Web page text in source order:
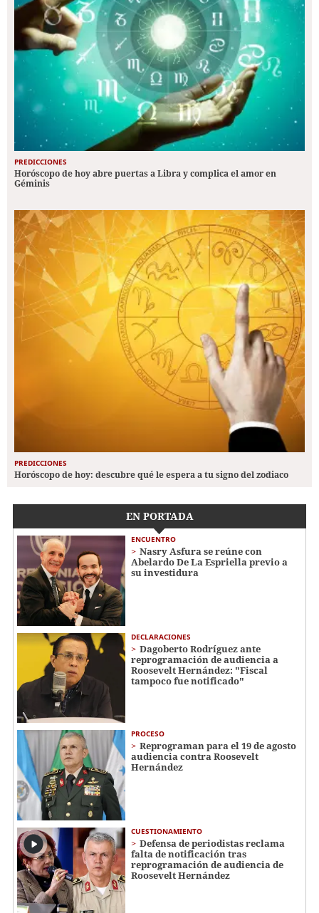
PREDICCIONES
Horóscopo de hoy abre puertas a Libra y complica el amor en
Géminis
PREDICCIONES
Horóscopo de hoy: descubre qué le espera a tu signo del zodiaco
EN PORTADA
ENCUENTRO
Nasry Asfura se reúne con
Abelardo De La Espriella previo a
su investidura
DECLARACIONES
Dagoberto Rodríguez ante
reprogramación de audiencia a
Roosevelt Hernández: "Fiscal
tampoco fue notificado"
PROCESO
Reprograman para el 19 de agosto
audiencia contra Roosevelt
Hernández
CUESTIONAMIENTO
Defensa de periodistas reclama
falta de notificación tras
reprogramación de audiencia de
Roosevelt Hernández